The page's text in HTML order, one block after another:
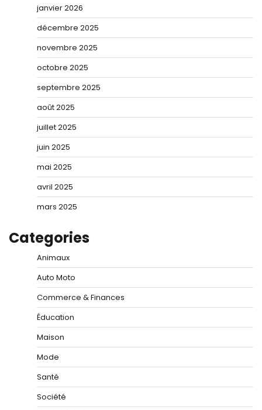
janvier 2026
décembre 2025
novembre 2025
octobre 2025
septembre 2025
août 2025
juillet 2025
juin 2025
mai 2025
avril 2025
mars 2025
Categories
Animaux
Auto Moto
Commerce & Finances
Éducation
Maison
Mode
Santé
Société